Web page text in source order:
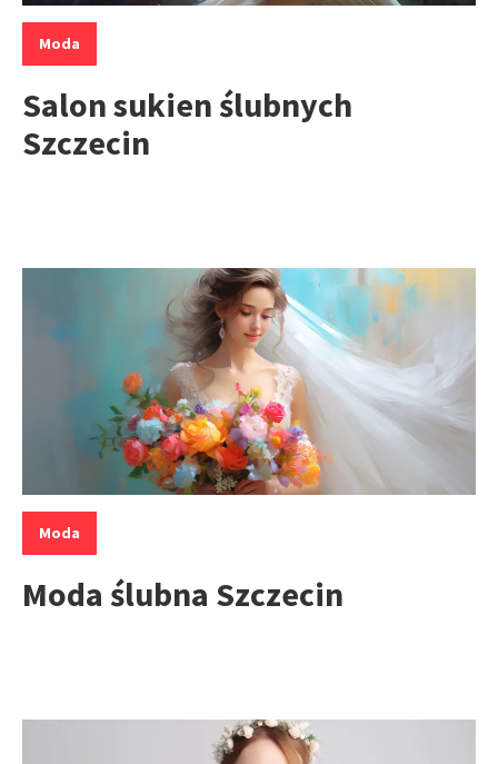
Kategorie:
Moda
Salon sukien ślubnych
Szczecin
Kategorie:
Moda
Moda ślubna Szczecin